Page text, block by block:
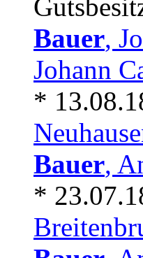
Bauer,
Johann
*
Bauer,
*